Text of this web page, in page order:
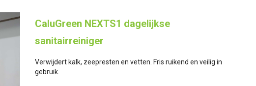
CaluGreen NEXTS1 dagelijkse
sanitairreiniger
Verwijdert kalk, zeepresten en vetten. Fris ruikend en veilig in
gebruik.